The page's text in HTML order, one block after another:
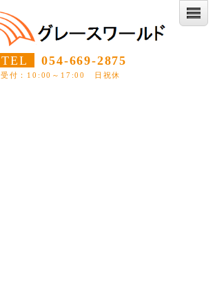
TEL 054-669-2875
受付：10:00～17:00 日祝休